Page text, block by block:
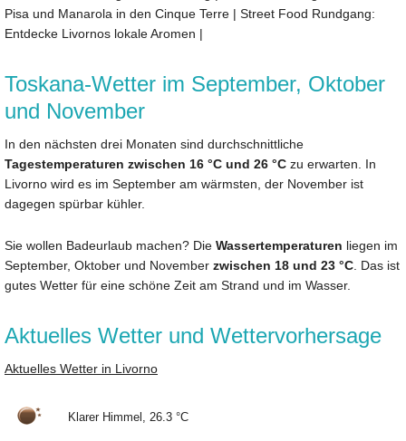
Pisa und Manarola in den Cinque Terre | Street Food Rundgang:
Entdecke Livornos lokale Aromen |
Toskana-Wetter im September, Oktober
und November
In den nächsten drei Monaten sind durchschnittliche
Tagestemperaturen zwischen 16 °C und 26 °C zu erwarten. In
Livorno wird es im September am wärmsten, der November ist
dagegen spürbar kühler.
Sie wollen Badeurlaub machen? Die Wassertemperaturen liegen im
September, Oktober und November zwischen 18 und 23 °C . Das ist
gutes Wetter für eine schöne Zeit am Strand und im Wasser.
Aktuelles Wetter und Wettervorhersage
Aktuelles Wetter in Livorno
Klarer Himmel, 26.3 °C